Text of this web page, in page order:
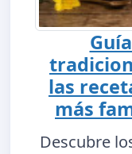
las
más
Descubre